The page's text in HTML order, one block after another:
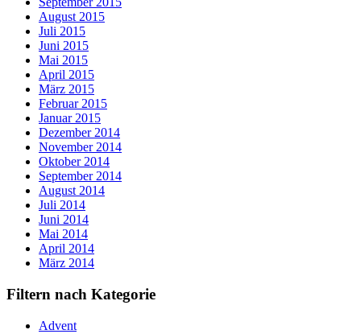
August 2015
Juli 2015
Juni 2015
Mai 2015
April 2015
März 2015
Februar 2015
Januar 2015
Dezember 2014
November 2014
Oktober 2014
September 2014
August 2014
Juli 2014
Juni 2014
Mai 2014
April 2014
März 2014
Filtern nach Kategorie
Advent